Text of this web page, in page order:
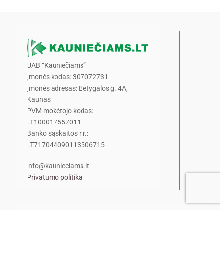
UAB “Kauniečiams”
Įmonės kodas: 307072731
Įmonės adresas: Betygalos g. 4A,
Kaunas
PVM mokėtojo kodas:
LT100017557011
Banko sąskaitos nr.:
LT717044090113506715
info@kaunieciams.lt
Privatumo politika